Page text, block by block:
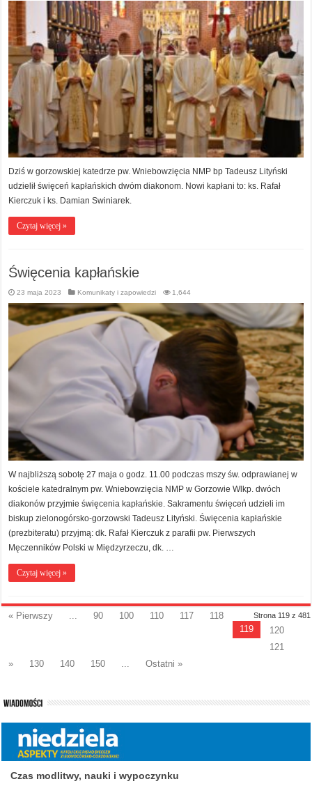
Dziś w gorzowskiej katedrze pw. Wniebowzięcia NMP bp Tadeusz Lityński
udzielił święceń kapłańskich dwóm diakonom. Nowi kapłani to: ks. Rafał
Kierczuk i ks. Damian Swiniarek.
Czytaj więcej »
Święcenia kapłańskie
23 maja 2023 Komunikaty i zapowiedzi 1,644
W najbliższą sobotę 27 maja o godz. 11.00 podczas mszy św. odprawianej w
kościele katedralnym pw. Wniebowzięcia NMP w Gorzowie Wlkp. dwóch
diakonów przyjmie święcenia kapłańskie. Sakramentu święceń udzieli im
biskup zielonogórsko-gorzowski Tadeusz Lityński. Święcenia kapłańskie
(prezbiteratu) przyjmą: dk. Rafał Kierczuk z parafii pw. Pierwszych
Męczenników Polski w Międzyrzeczu, dk. …
Czytaj więcej »
Strona 119 z 481
« Pierwszy 90 100 110 117
118
119
120
121
»
130 140 150 Ostatni »
Czas modlitwy, nauki i wypoczynku